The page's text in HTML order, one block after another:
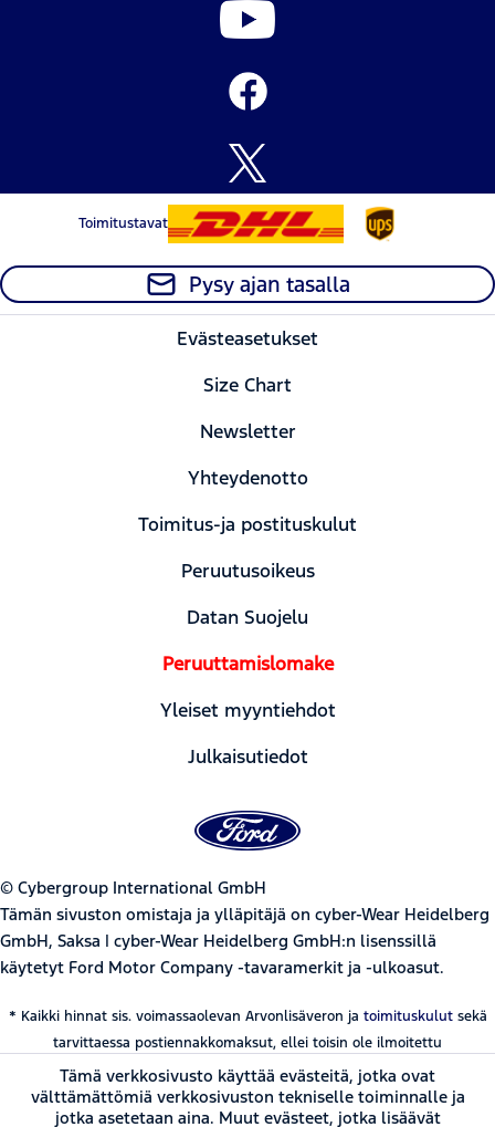
Toimitustavat
Pysy ajan tasalla
Evästeasetukset
Size Chart
Newsletter
Yhteydenotto
Toimitus-ja postituskulut
Peruutusoikeus
Datan Suojelu
Peruuttamislomake
Yleiset myyntiehdot
Julkaisutiedot
© Cybergroup International GmbH
Tämän sivuston omistaja ja ylläpitäjä on cyber-Wear Heidelberg
GmbH, Saksa | cyber-Wear Heidelberg GmbH:n lisenssillä
käytetyt Ford Motor Company -tavaramerkit ja -ulkoasut.
* Kaikki hinnat sis. voimassaolevan Arvonlisäveron ja toimituskulutsekä
tarvittaessa postiennakkomaksut, ellei toisin ole ilmoitettu
Tämä verkkosivusto käyttää evästeitä, jotka ovat
välttämättömiä verkkosivuston tekniselle toiminnalle ja
jotka asetetaan aina. Muut evästeet, jotka lisäävät